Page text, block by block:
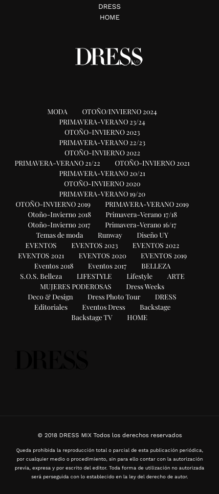
DRESS
HOME
MODA
OTOÑO/INVIERNO 2024
PRIMAVERA-VERANO 23/24
OTOÑO-INVIERNO 2023
PRIMAVERA-VERANO 22/23
OTOÑO-INVIERNO 2022
PRIMAVERA-VERANO 21/22
OTOÑO-INVIERNO 2021
PRIMAVERA-VERANO 20/21
OTOÑO-INVIERNO 2020
PRIMAVERA-VERANO 19/20
OTOÑO-INVIERNO 2019
PRIMAVERA-VERANO 2019
Otoño-Invierno 2018
Primavera-Verano 17/18
Otoño-Invierno 2017
Primavera-Verano 16/17
Temas de moda
Runway
Diseño UY
EVENTOS
EVENTOS 2023
EVENTOS 2022
EVENTOS 2021
EVENTOS 2020
EVENTOS 2019
Eventos 2018
Eventos 2017
BELLEZA
S.O.S. Belleza
LIFESTYLE Lifestyle
ARTE
MUJERES PODEROSAS
Dress Weeks
Deco & Design
Dress Photo Tour
DRESS
Editoriales
Eventos Dress
Backstage
Backstage TV
HOME
© 2018 DRESS MIX Todos los derechos reservados
Queda prohibida la reproducción total o parcial de esta publicación periódica,
por cualquier medio o procedimiento, sin para ello contar con la autorización
previa, expresa y por escrito del editor. Toda forma de utilización no autorizada
será perseguida con lo establecido en la ley del derecho de autor.